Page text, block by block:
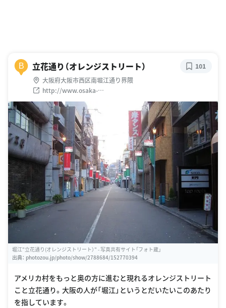
B 立花通り（オレンジストリート）
大阪府大阪市西区南堀江通り界隈
http://www.osaka-
info.jp/jp/search/detail/sightseeing_1444.html
101
堀江"立花通り(オレンジストリート）" - 写真共有サイト「フォト蔵」
出典： photozou.jp/photo/show/2788684/152770394
アメリカ村をもっと奥の方に進むと現れるオレンジストリート
こと立花通り。大阪の人が「堀江」というとだいたいこのあたり
を指しています。